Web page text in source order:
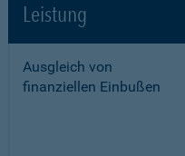
Leistung
Ausgleich von
finanziellen Einbußen